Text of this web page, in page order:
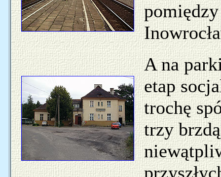
A na
etap
trochę
trzy